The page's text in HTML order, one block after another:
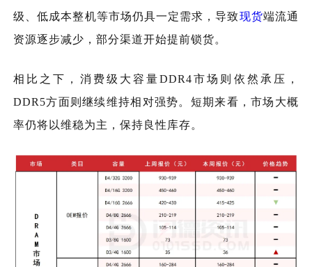
级、低成本整机等市场仍具一定需求，导致现货端流通
资源逐步减少，部分渠道开始提前锁货。
相比之下，消费级大容量DDR4市场则依然承压，
DDR5方面则继续维持相对强势。短期来看，市场大概
率仍将以维稳为主，保持良性库存。